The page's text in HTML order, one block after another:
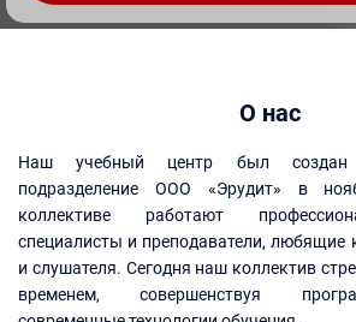
О нас
Наш учебный центр был создан
подразделение ООО «Эрудит» в
коллективе работают
специалисты и преподаватели, любящие
и слушателя. Сегодня наш коллектив
временем, совершенствуя